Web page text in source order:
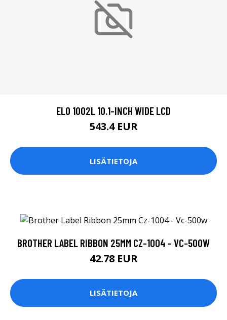
ELO 1002L 10.1-INCH WIDE LCD
543.4 EUR
LISÄTIETOJA
BROTHER LABEL RIBBON 25MM CZ-1004 - VC-500W
42.78 EUR
LISÄTIETOJA